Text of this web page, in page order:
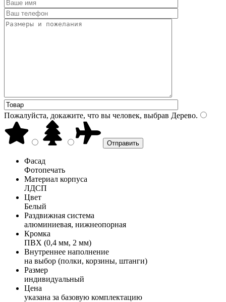
Пожалуйста, докажите, что вы человек, выбрав Дерево.
Фасад
Фотопечать
Материал корпуса
ЛДСП
Цвет
Белый
Раздвижная система
алюминиевая, нижнеопорная
Кромка
ПВХ (0,4 мм, 2 мм)
Внутреннее наполнение
на выбор (полки, корзины, штанги)
Размер
индивидуальный
Цена
указана за базовую комплектацию